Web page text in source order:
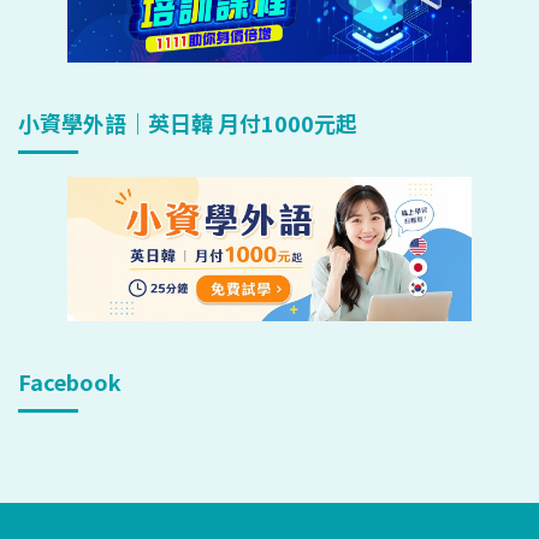
小資學外語｜英日韓 月付1000元起
Facebook